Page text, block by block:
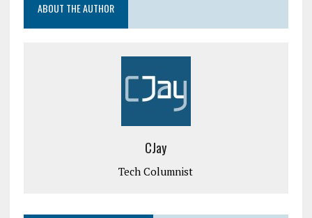
ABOUT THE AUTHOR
CJay
Tech Columnist